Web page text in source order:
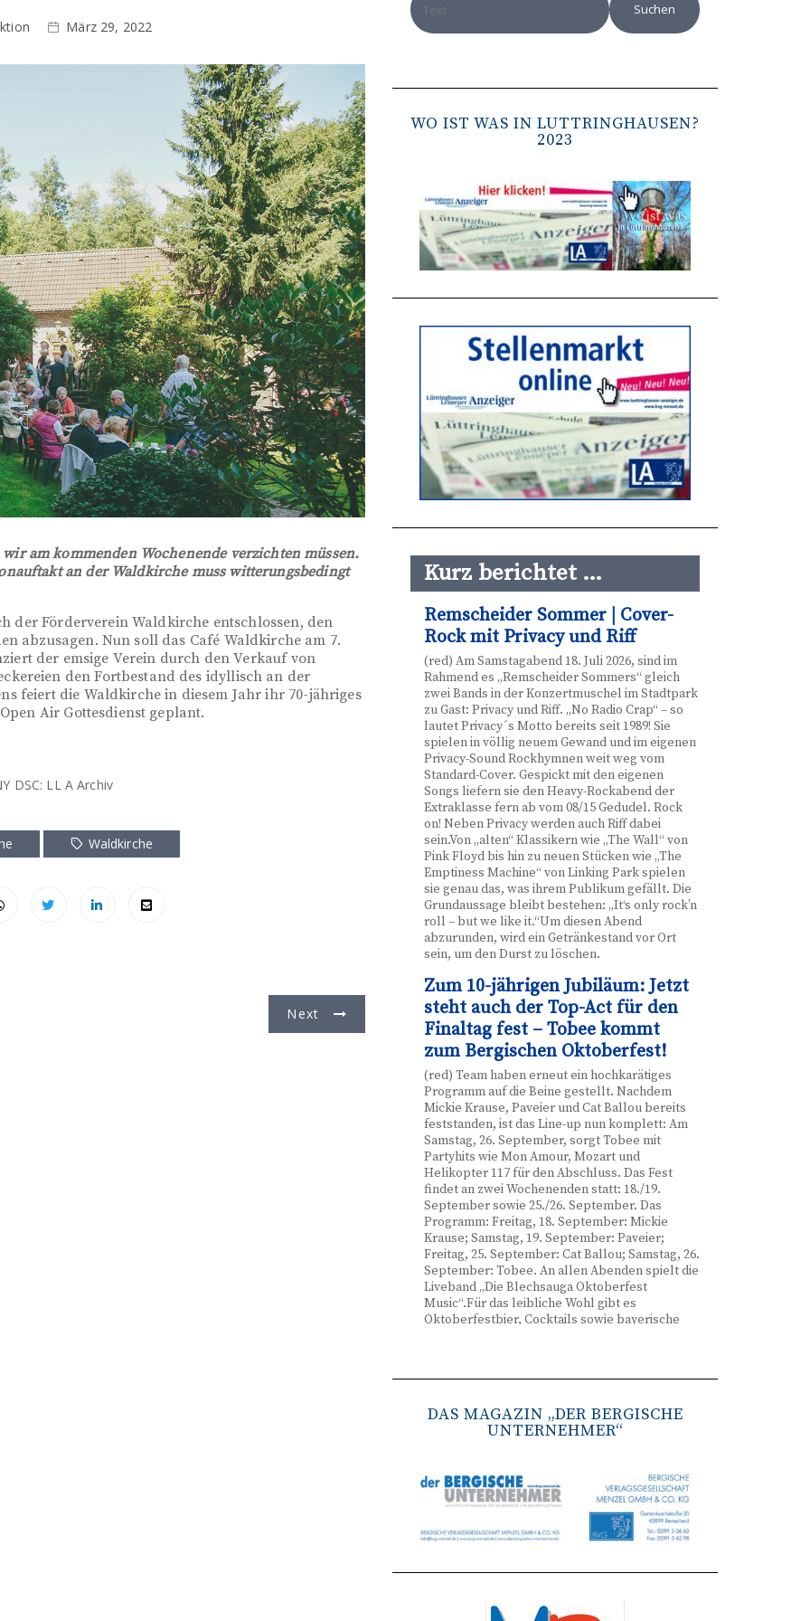
März 29, 2022
am kommenden Wochenende verzichten müssen.
an der Waldkirche muss witterungsbedingt
der Förderverein Waldkirche entschlossen, den
abzusagen. Nun soll das Café Waldkirche am 7.
der emsige Verein durch den Verkauf von
den Fortbestand des idyllisch an der
feiert die Waldkirche in diesem Jahr ihr 70-jähriges
Air Gottesdienst geplant.
DSC: LL A Archiv
Waldkirche
Next
WO IST WAS IN LÜTTRINGHAUSEN?
2023
Kurz berichtet …
Remscheider Sommer | Cover-
Rock mit Privacy und Riff
(red) Am Samstagabend 18. Juli 2026, sind im
Rahmend es „Remscheider Sommers“ gleich
zwei Bands in der Konzertmuschel im Stadtpark
zu Gast: Privacy und Riff. „No Radio Crap“ – so
lautet Privacy´s Motto bereits seit 1989! Sie
spielen in völlig neuem Gewand und im eigenen
Privacy-Sound Rockhymnen weit weg vom
Standard-Cover. Gespickt mit den eigenen
Songs liefern sie den Heavy-Rockabend der
Extraklasse fern ab vom 08/15 Gedudel. Rock
on! Neben Privacy werden auch Riff dabei
sein.Von „alten“ Klassikern wie „The Wall“ von
Pink Floyd bis hin zu neuen Stücken wie „The
Emptiness Machine“ von Linking Park spielen
sie genau das, was ihrem Publikum gefällt. Die
Grundaussage bleibt bestehen: „It‘s only rock’n
roll – but we like it.“Um diesen Abend
abzurunden, wird ein Getränkestand vor Ort
sein, um den Durst zu löschen.
Zum 10-jährigen Jubiläum: Jetzt
steht auch der Top-Act für den
Finaltag fest – Tobee kommt
zum Bergischen Oktoberfest!
(red) Team haben erneut ein hochkarätiges
Programm auf die Beine gestellt. Nachdem
Mickie Krause, Paveier und Cat Ballou bereits
feststanden, ist das Line-up nun komplett: Am
Samstag, 26. September, sorgt Tobee mit
Partyhits wie Mon Amour, Mozart und
Helikopter 117 für den Abschluss. Das Fest
findet an zwei Wochenenden statt: 18./19.
September sowie 25./26. September. Das
Programm: Freitag, 18. September: Mickie
Krause; Samstag, 19. September: Paveier;
Freitag, 25. September: Cat Ballou; Samstag, 26.
September: Tobee. An allen Abenden spielt die
Liveband „Die Blechsauga Oktoberfest
Music“.Für das leibliche Wohl gibt es
Oktoberfestbier, Cocktails sowie bayerische
www.bergisches-oktoberfest.de sowie über die
Remscheid stärkt Krisenvorsorge
Remscheid trainieren Krisenstabsarbeit am
Institut der Feuerwehr NRW in Münster.
Wie funktioniert die Zusammenarbeit im
Krisenfall? Welche Entscheidungen müssen
unter Zeitdruck getroffen werden? Und wie
bestmöglich geschützt werden? Mit diesen und
Mitarbeitende der Stadt Remscheid Ende Juni in
DAS MAGAZIN „DER BERGISCHE
UNTERNEHMER“